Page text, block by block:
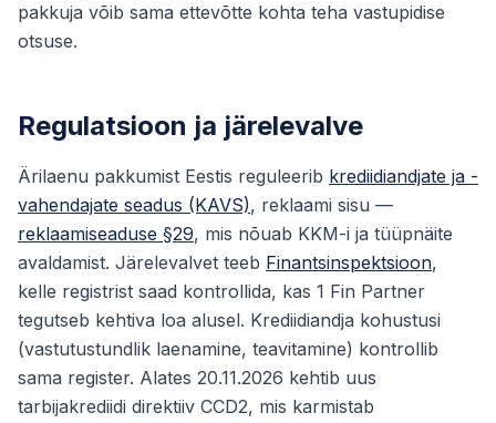
pakkuja võib sama ettevõtte kohta teha vastupidise
otsuse.
Regulatsioon ja järelevalve
Ärilaenu pakkumist Eestis reguleerib krediidiandjate ja -
vahendajate seadus (KAVS), reklaami sisu —
reklaamiseaduse §29, mis nõuab KKM-i ja tüüpnäite
avaldamist. Järelevalvet teeb Finantsinspektsioon,
kelle registrist saad kontrollida, kas 1 Fin Partner
tegutseb kehtiva loa alusel. Krediidiandja kohustusi
(vastutustundlik laenamine, teavitamine) kontrollib
sama register. Alates 20.11.2026 kehtib uus
tarbijakrediidi direktiiv CCD2, mis karmistab